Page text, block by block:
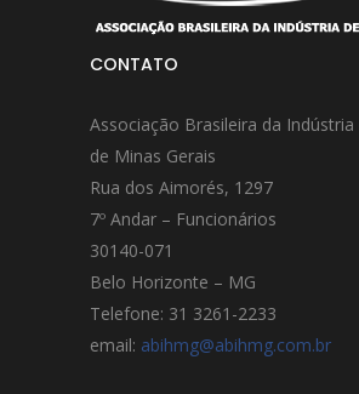
CONTATO
Associação Brasileira da
de Minas Gerais
Rua dos Aimorés, 1297
7º Andar – Funcionários
30140-071
Belo Horizonte – MG
Telefone: 31 3261-2233
email: abihmg@abihmg.com.br